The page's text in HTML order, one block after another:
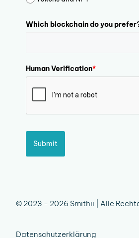
Which blockchain do you
Human Verification*
Submit
© 2023 - 2026 Smithii | Alle
Datenschutzerklärung